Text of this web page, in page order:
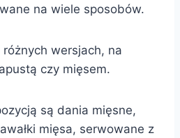
na wiele sposobów.
wersjach, na
czy mięsem.
są dania mięsne,
mięsa, serwowane z